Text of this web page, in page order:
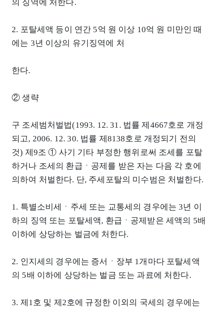
의 징역에 처한다.
2. 포탈세액 등이 연간 5억 원 이상 10억 원 미만인 때
에는 3년 이상의 유기징역에 처
한다.
② 생략
구 조세범처벌법(1993. 12. 31. 법률 제4667호로 개정
되고, 2006. 12. 30. 법률 제8138호로 개정되기 전의
것) 제9조 ① 사기 기타 부정한 행위로써 조세를 포탈
하거나 조세의 환급ㆍ공제를 받은 자는 다음 각 호에
의하여 처벌한다. 단, 주세포탈의 미수범은 처벌한다.
1. 특별소비세ㆍ주세 또는 교통세의 경우에는 3년 이
하의 징역 또는 포탈세액, 환급ㆍ공제받은 세액의 5배
이하에 상당하는 벌금에 처한다.
2. 인지세의 경우에는 증서ㆍ장부 1개마다 포탈세액
의 5배 이하에 상당하는 벌금 또는 과료에 처한다.
3. 제1호 및 제2호에 규정한 이외의 국세의 경우에는